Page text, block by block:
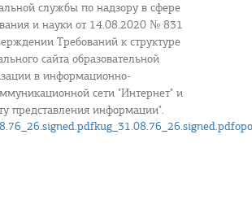
службы по надзору в сфере
и науки от 14.08.2020 № 831
Требований к структуре
сайта образовательной
в информационно-
сети "Интернет" и
представления информации".
kug_31.08.76_26.signed.pdf